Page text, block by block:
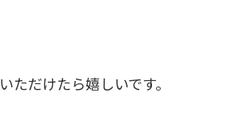
だけたら嬉しいです。